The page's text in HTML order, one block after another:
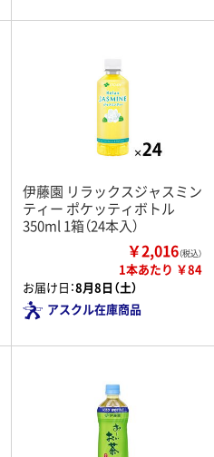
伊藤園 リラックスジャスミン
ティー ポケッティボトル
350ml 1箱（24本入）
￥2,016（税込）
1本あたり ￥84
お届け日：8月8日（土）
アスクル在庫商品